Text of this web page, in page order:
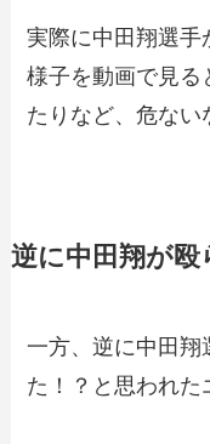
実際に中田翔選手
様子を動画で見る
たりなど、危ない
逆に中田翔が
一方、逆に中田翔
た！？と思われた